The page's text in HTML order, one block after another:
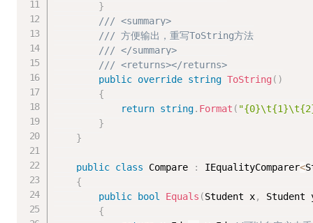
}
/// <summary>
/// 方便输出，重写ToString方法
/// </summary>
/// <returns></returns>
public override string ToString ( )
{
return string. Format (
}
}
public class Compare : IEqualityComparer<
{
public
bool Equals (Student x,
Student
{